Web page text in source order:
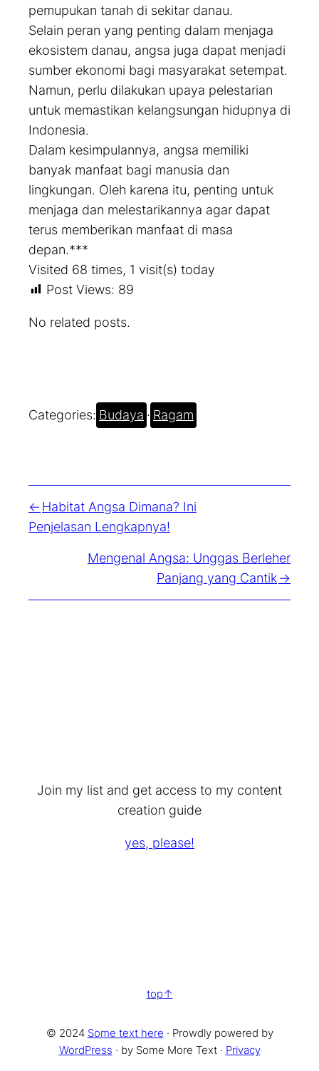
pemupukan tanah di sekitar danau.
Selain peran yang penting dalam menjaga
ekosistem danau, angsa juga dapat menjadi
sumber ekonomi bagi masyarakat setempat.
Namun, perlu dilakukan upaya pelestarian
untuk memastikan kelangsungan hidupnya di
Indonesia.
Dalam kesimpulannya, angsa memiliki
banyak manfaat bagi manusia dan
lingkungan. Oleh karena itu, penting untuk
menjaga dan melestarikannya agar dapat
terus memberikan manfaat di masa
depan.***
Visited 68 times, 1 visit(s) today
Post Views: 89
No related posts.
Categories: Budaya · Ragam
Habitat Angsa Dimana? Ini
Penjelasan Lengkapnya!
Mengenal Angsa: Unggas Berleher
Panjang yang Cantik
Join my list and get access to my content
creation guide
yes, please!
© 2024 Some text here · Prowdly powered by
WordPress · by Some More Text · Privacy
top